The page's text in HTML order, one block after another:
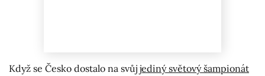
Když se Česko dostalo na svůj jediný světový šampionát